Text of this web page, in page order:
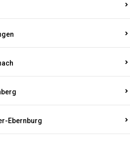
Ebernburg